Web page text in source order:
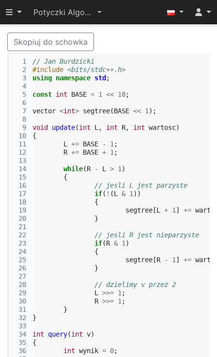
Przełącz widoczność menu
Potyczki Algorytmiczne 2022
Skopiuj do schowka
  1
  2
  3
  4
  5
  6
  7
  8
  9
10
11
12
13
14
15
16
17
18
19
20
21
22
23
24
25
26
27
28
29
30
31
32
33
34
35
36
// Jan Burdzicki
#include <bits/stdc++.h>
using namespace std ;
const int BASE = 1 << 18;
vector <int> segtree(BASE << 1 );
void update(int L , int R, int wartosc)
{
L
+= BASE - 1 ;
R += BASE + 1 ;
while(R - L > 1 )
{
// jesli L jest parzyste
if( ! (L & 1 ))
{
segtree [L + 1 ] +=
}
// jesli R jest nieparzyste
if(R & 1 )
{
segtree [R - 1 ] +=
}
// dzielimy v przez 2
L
>>= 1 ;
R >>= 1 ;
}
}
int query(int v)
{
int wynik = 0;